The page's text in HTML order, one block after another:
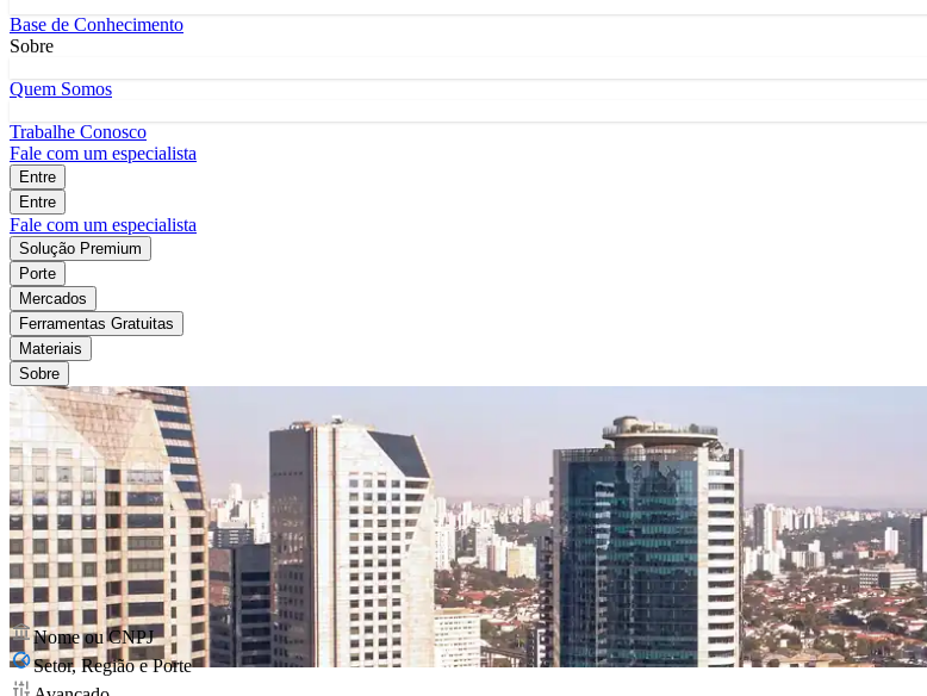
Base de Conhecimento
Sobre
Quem Somos
Trabalhe Conosco
Fale com um especialista
Entre
Entre
Fale com um especialista
Solução Premium
Porte
Mercados
Ferramentas Gratuitas
Materiais
Sobre
Nome ou CNPJ
Setor, Região e Porte